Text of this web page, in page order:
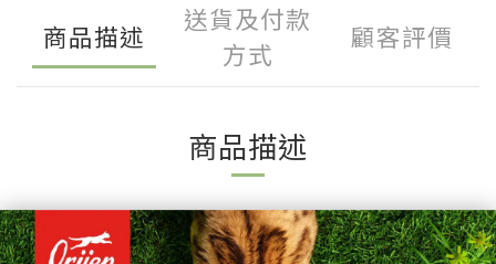
商品描述
送貨及付款
方式
顧客評價
商品描述